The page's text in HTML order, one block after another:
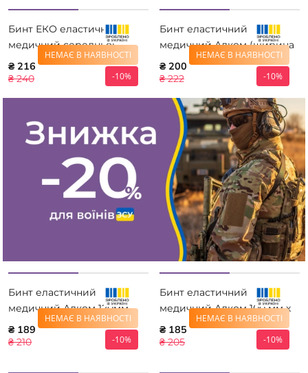
НЕМАЄ В НАЯВНОСТІ
-10%
Бинт ЕКО еластичний
медичний середньої
розтяжності 10 см *10 м
₴ 216
₴ 240
НЕМАЄ В НАЯВНОСТІ
-10%
Бинт еластичний
медичний Алком (ширина
8,0 см) 5,0м 5508А-5
₴ 200
₴ 222
НЕМАЄ В НАЯВНОСТІ
-10%
Бинт еластичний
медичний Алком 120мм
3,5м
₴ 189
₴ 210
НЕМАЄ В НАЯВНОСТІ
-10%
Бинт еластичний
медичний Алком 100 мм х
3,0 м
₴ 185
₴ 205